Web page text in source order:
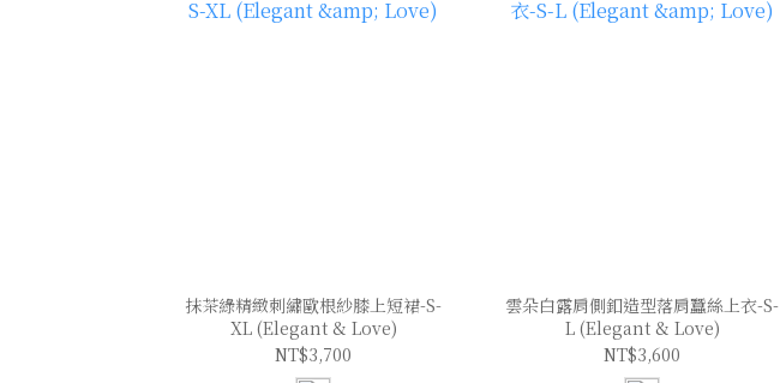
抹茶綠精緻刺繡歐根紗膝上短裙-S-
XL (Elegant & Love)
NT$3,700
雲朵白露肩側釦造型落肩蠶絲上衣-S-
L (Elegant & Love)
NT$3,600